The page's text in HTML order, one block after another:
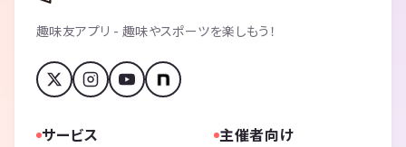
趣味友アプリ - 趣味やスポーツを楽しもう！
サービス 主催者向け